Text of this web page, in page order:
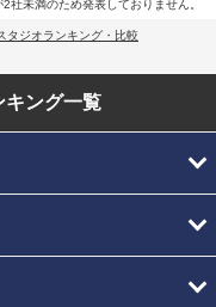
未満のため発表しておりません。
タジオランキング・比較
キング一覧